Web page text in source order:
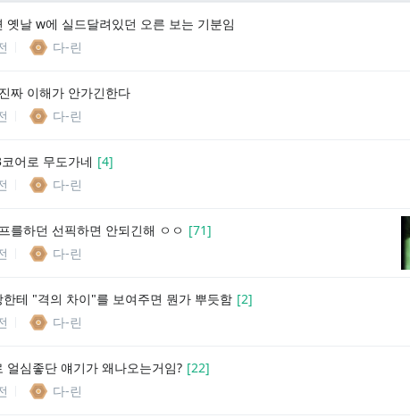
옛날 w에 실드달려있던 오른 보는 기분임
다-린
짜 이해가 안가긴한다
다-린
어로 무도가네 [4]
다-린
를하던 선픽하면 안되긴해 ㅇㅇ [71]
다-린
한테 "격의 차이"를 보여주면 뭔가 뿌듯함 [2]
다-린
얼심좋단 얘기가 왜나오는거임? [22]
다-린